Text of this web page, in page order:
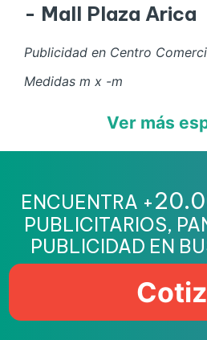
- Mall Plaza Arica
Publicidad en Centro
Medidas m x -m
Ver más
ENCUENTRA +
PUBLICITARIOS,
PUBLICIDAD EN